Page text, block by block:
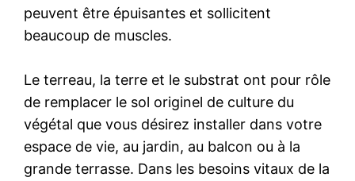
peuvent être épuisantes et sollicitent
beaucoup de muscles.
Le terreau, la terre et le substrat ont pour rôle
de remplacer le sol originel de culture du
végétal que vous désirez installer dans votre
espace de vie, au jardin, au balcon ou à la
grande terrasse. Dans les besoins vitaux de la